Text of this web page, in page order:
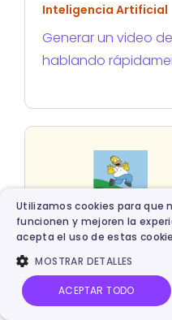
Inteligencia Artificial
Generar un video
hablando
Inteligencia Artificial
Utilizamos cookies para que
funcionen y mejoren la
acepta el uso de estas
MOSTRAR DETALLES
ACEPTAR TODO